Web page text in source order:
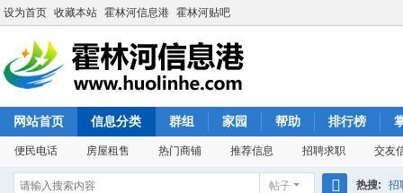
设为首页 收藏本站 霍林河信息港 霍林河贴吧
网站首页 信息分类 群组 家园 帮助 排行榜
便民电话 房屋租售 热门商铺 推荐信息 招聘求职 交友
帖子 热搜: 招